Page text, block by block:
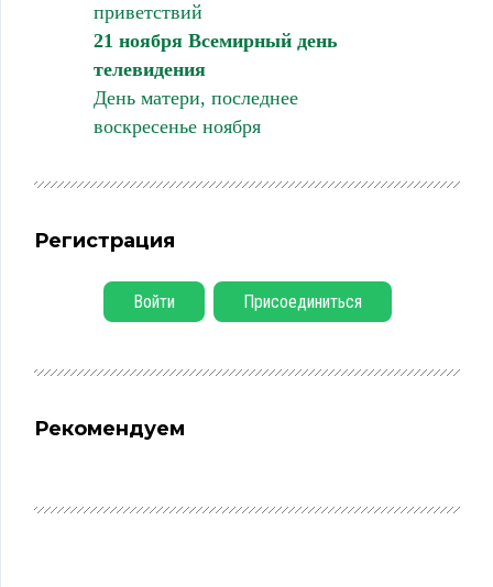
приветствий
21 ноября Всемирный день
телевидения
День матери, последнее
воскресенье ноября
Регистрация
Войти Присоединиться
Рекомендуем